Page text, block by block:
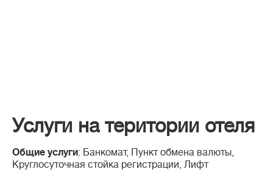
Услуги на територии отеля
Общие услуги: Банкомат, Пункт обмена валюты,
Круглосуточная стойка регистрации, Лифт